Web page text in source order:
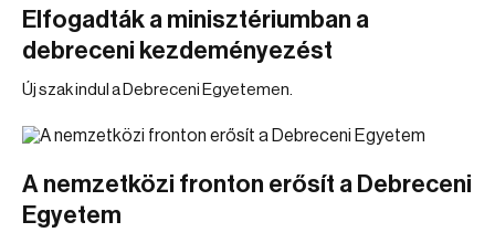
Elfogadták a minisztériumban a
debreceni kezdeményezést
Új szak indul a Debreceni Egyetemen.
A nemzetközi fronton erősít a Debreceni
Egyetem